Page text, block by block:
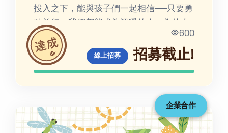
投入之下，能與孩子們一起相信──只要勇
敢前行，我們都能成為溫暖的人，為他人
的生命帶來光輝。
600
線上招募 招募截止!
企業合作